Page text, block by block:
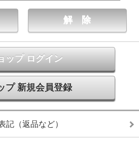
ップ ログイン
プ 新規会員登録
記（返品など）